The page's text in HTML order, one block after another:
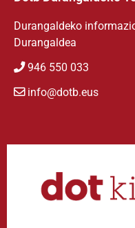
Durangaldeko
Durangaldea
946 550 033
info@dotb.eus